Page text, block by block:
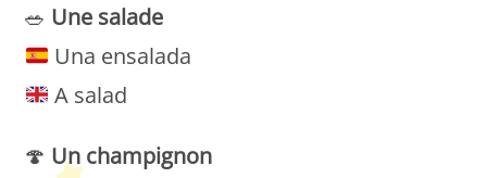
🥗 Une salade
Una ensalada
A salad
🍄 Un champignon